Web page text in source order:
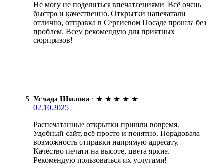
Не могу не поделиться впечатлениями. Всё очень
быстро и качественно. Открытки напечатали
отлично, отправка в Сергиевом Посаде прошла без
проблем. Всем рекомендую для приятных
сюрпризов!
Услада Шилова : ★ ★ ★ ★ ★
02.10.2025
Распечатанные открытки пришли вовремя.
Удобный сайт, всё просто и понятно. Порадовала
возможность отправки напрямую адресату.
Качество печати на высоте, цвета яркие.
Рекомендую пользоваться их услугами!